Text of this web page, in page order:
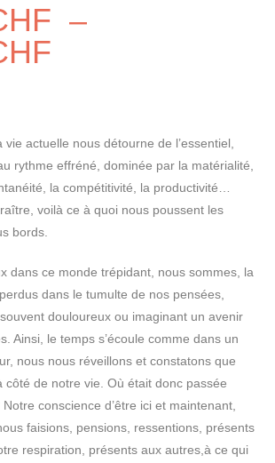
–
actuelle nous détourne de l’essentiel,
rythme effréné, dominée par la matérialité,
la compétitivité, la productivité…
voilà ce à quoi nous poussent les
bords.
dans ce monde trépidant, nous sommes, la
dans le tumulte de nos pensées,
douloureux ou imaginant un avenir
Ainsi, le temps s’écoule comme dans un
nous nous réveillons et constatons que
côté de notre vie. Où était donc passée
conscience d’être ici et maintenant,
faisions, pensions, ressentions, présents
respiration, présents aux autres,à ce qui